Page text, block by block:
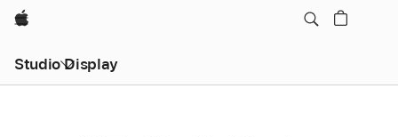
Apple
Studio Display